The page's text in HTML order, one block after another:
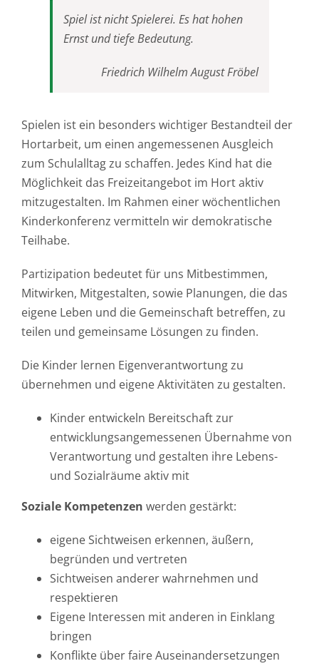
Spiel ist nicht Spielerei. Es hat hohen
Ernst und tiefe Bedeutung.
Friedrich Wilhelm August Fröbel
Spielen ist ein besonders wichtiger Bestandteil der
Hortarbeit, um einen angemessenen Ausgleich
zum Schulalltag zu schaffen. Jedes Kind hat die
Möglichkeit das Freizeitangebot im Hort aktiv
mitzugestalten. Im Rahmen einer wöchentlichen
Kinderkonferenz vermitteln wir demokratische
Teilhabe.
Partizipation bedeutet für uns Mitbestimmen,
Mitwirken, Mitgestalten, sowie Planungen, die das
eigene Leben und die Gemeinschaft betreffen, zu
teilen und gemeinsame Lösungen zu finden.
Die Kinder lernen Eigenverantwortung zu
übernehmen und eigene Aktivitäten zu gestalten.
Kinder entwickeln Bereitschaft zur
entwicklungsangemessenen Übernahme von
Verantwortung und gestalten ihre Lebens-
und Sozialräume aktiv mit
Soziale Kompetenzen werden gestärkt:
eigene Sichtweisen erkennen, äußern,
begründen und vertreten
Sichtweisen anderer wahrnehmen und
respektieren
Eigene Interessen mit anderen in Einklang
bringen
Konflikte über faire Auseinandersetzungen